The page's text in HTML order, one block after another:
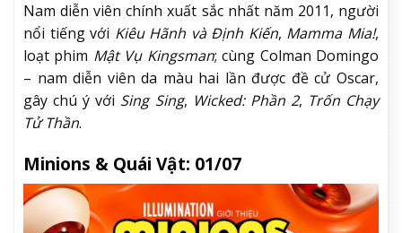
Nam diễn viên chính xuất sắc nhất năm 2011, người
nổi tiếng với Kiêu Hãnh và Định Kiến, Mamma Mia!,
loạt phim Mật Vụ Kingsman; cùng Colman Domingo
– nam diễn viên da màu hai lần được đề cử Oscar,
gây chú ý với Sing Sing, Wicked: Phần 2, Trốn Chạy
Tử Thần.
Minions & Quái Vật: 01/07